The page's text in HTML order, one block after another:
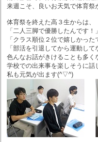
来週こそ、良いお天気で体育祭
体育祭を終えた高３生からは、
「二人三脚で優勝したんです！」
「クラス順位２位で嬉しかった
「部活を引退してから運動して
色んなお話がきけることも多く
学校での出来事を楽しそうに話
私も元気が出ます(^▽^)